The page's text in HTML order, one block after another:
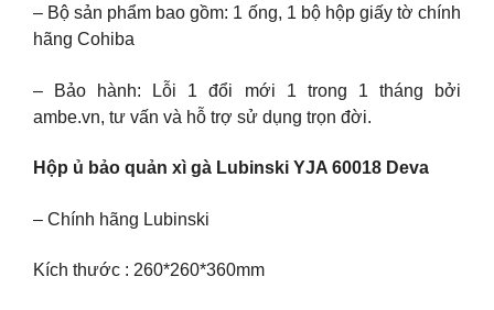
– Bộ sản phẩm bao gồm: 1 ống, 1 bộ hộp giấy tờ chính
hãng Cohiba
– Bảo hành: Lỗi 1 đổi mới 1 trong 1 tháng bởi
ambe.vn, tư vấn và hỗ trợ sử dụng trọn đời.
Hộp ủ bảo quản xì gà Lubinski YJA 60018 Deva
– Chính hãng Lubinski
Kích thước : 260*260*360mm